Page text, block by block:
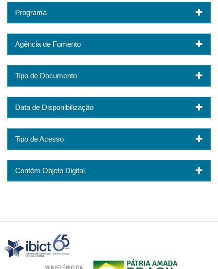
Programa
Agência de Fomento
Tipo de Documento
Data de Disponibilização
Tipo de Acesso
Contém Objeto Digital